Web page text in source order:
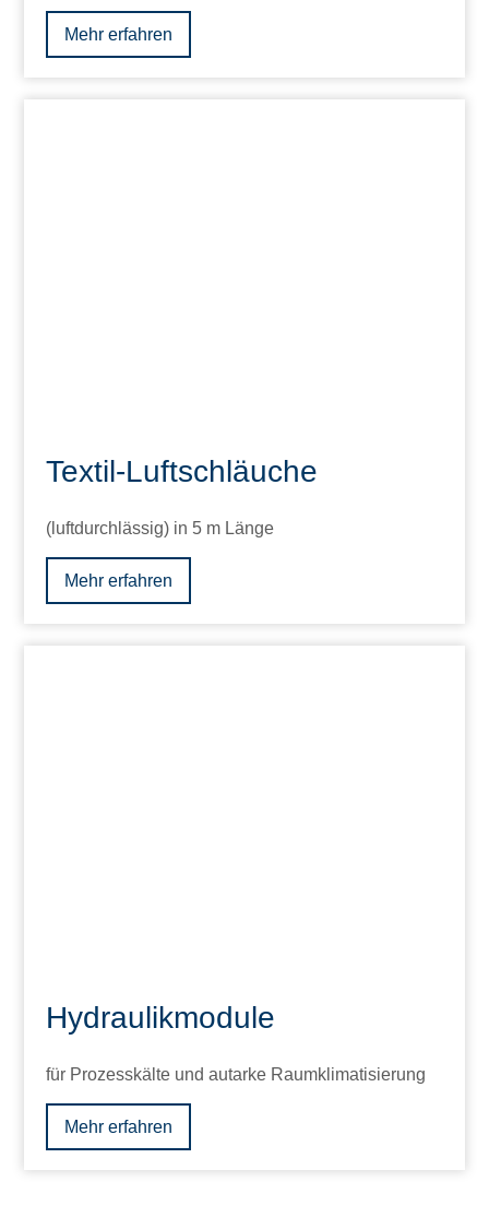
Mehr erfahren
Textil-Luftschläuche
(luftdurchlässig) in 5 m Länge
Mehr erfahren
Hydraulikmodule
für Prozesskälte und autarke Raumklimatisierung
Mehr erfahren